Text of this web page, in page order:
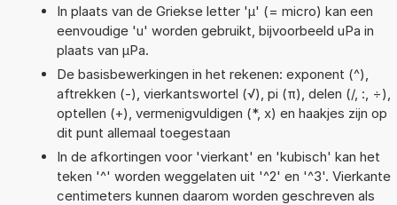
In plaats van de Griekse letter 'µ' (= micro) kan een
eenvoudige 'u' worden gebruikt, bijvoorbeeld uPa in
plaats van µPa.
De basisbewerkingen in het rekenen: exponent (^),
aftrekken (-), vierkantswortel (√), pi (π), delen (/, :, ÷),
optellen (+), vermenigvuldigen (*, x) en haakjes zijn op
dit punt allemaal toegestaan
In de afkortingen voor 'vierkant' en 'kubisch' kan het
teken '^' worden weggelaten uit '^2' en '^3'. Vierkante
centimeters kunnen daarom worden geschreven als